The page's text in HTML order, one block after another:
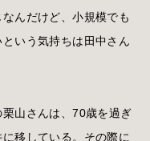
んだけど、小規模でも
いう気持ちは田中さん
山さんは、70歳を過ぎ
移している。その際に